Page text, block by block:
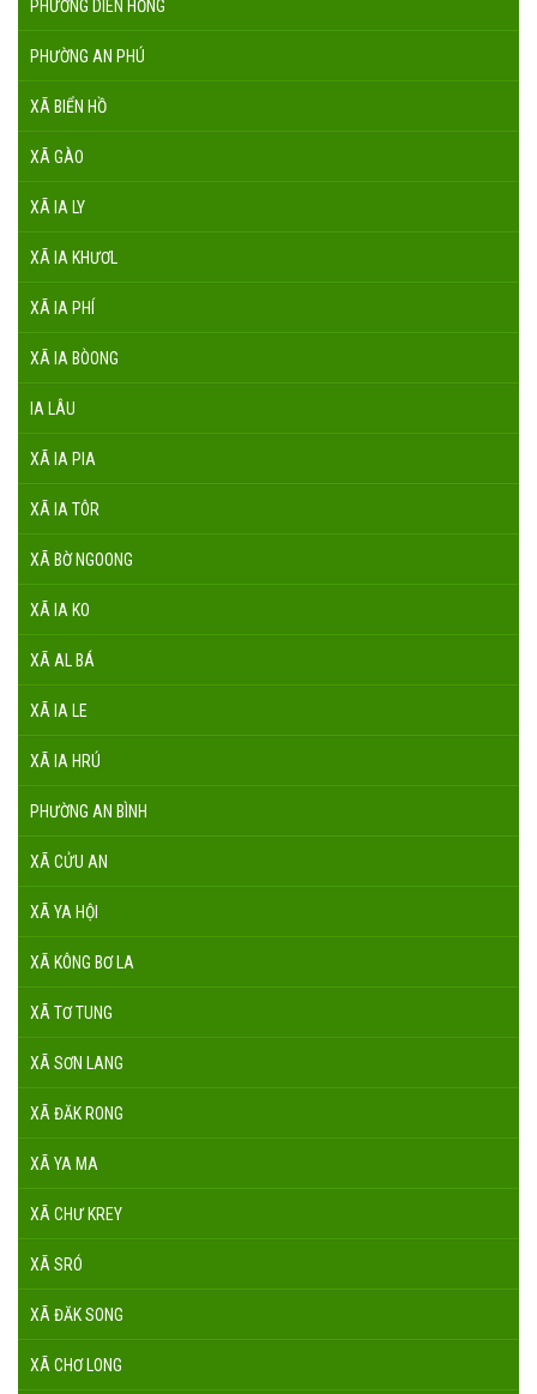
PHƯỜNG DIÊN HỒNG
PHƯỜNG AN PHÚ
XÃ BIỂN HỒ
XÃ GÀO
XÃ IA LY
XÃ IA KHƯƠL
XÃ IA PHÍ
XÃ IA BÒONG
IA LÂU
XÃ IA PIA
XÃ IA TÔR
XÃ BỜ NGOONG
XÃ IA KO
XÃ AL BÁ
XÃ IA LE
XÃ IA HRÚ
PHƯỜNG AN BÌNH
XÃ CỬU AN
XÃ YA HỘI
XÃ KÔNG BƠ LA
XÃ TƠ TUNG
XÃ SƠN LANG
XÃ ĐĂK RONG
XÃ YA MA
XÃ CHƯ KREY
XÃ SRÓ
XÃ ĐĂK SONG
XÃ CHƠ LONG